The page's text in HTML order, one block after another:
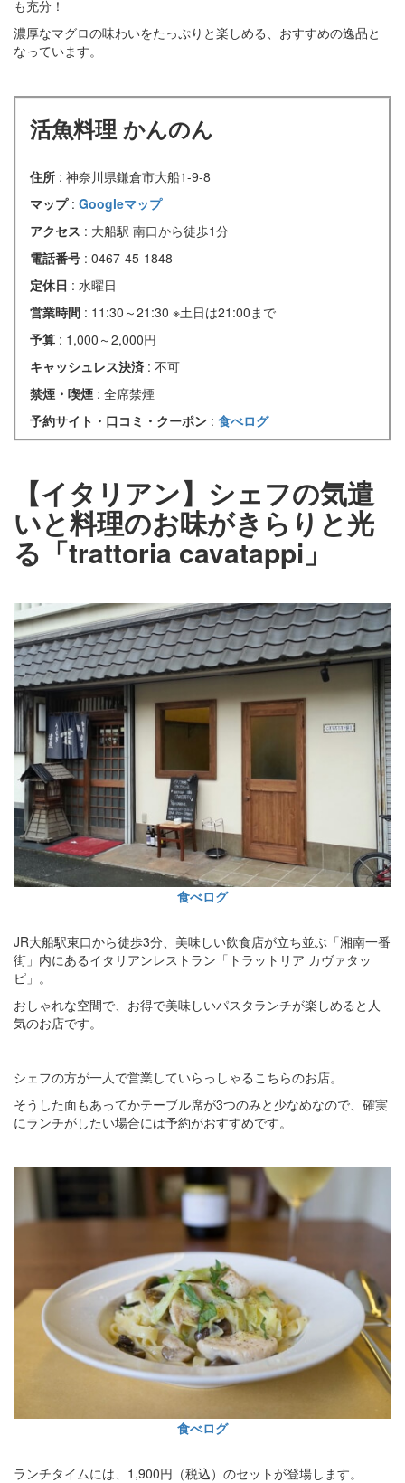
も充分！
濃厚なマグロの味わいをたっぷりと楽しめる、おすすめの逸品と
なっています。
活魚料理 かんのん
住所 : 神奈川県鎌倉市大船1-9-8
マップ : Googleマップ
アクセス : 大船駅 南口から徒歩1分
電話番号 : 0467-45-1848
定休日 : 水曜日
営業時間 : 11:30～21:30 ※土日は21:00まで
予算 : 1,000～2,000円
キャッシュレス決済 : 不可
禁煙・喫煙 : 全席禁煙
予約サイト・口コミ・クーポン : 食べログ
【イタリアン】シェフの気遣
いと料理のお味がきらりと光
る「trattoria cavatappi」
食べログ
JR大船駅東口から徒歩3分、美味しい飲食店が立ち並ぶ「湘南一番
街」内にあるイタリアンレストラン「トラットリア カヴァタッ
ピ」。
おしゃれな空間で、お得で美味しいパスタランチが楽しめると人
気のお店です。
シェフの方が一人で営業していらっしゃるこちらのお店。
そうした面もあってかテーブル席が3つのみと少なめなので、確実
にランチがしたい場合には予約がおすすめです。
食べログ
ランチタイムには、1,900円（税込）のセットが登場します。